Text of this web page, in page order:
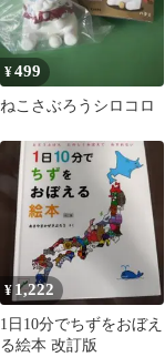
¥499
ねこさぶろうシロコロ
¥ 1,222
1日10分でちずをおぼえ
る絵本 改訂版